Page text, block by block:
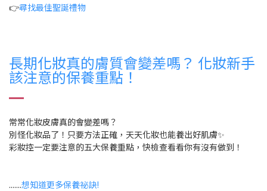
👉尋找最佳聖誕禮物
長期化妝真的膚質會變差嗎？ 化妝新手
該注意的保養重點！
常常化妝皮膚真的會變差嗎？
別怪化妝品了！只要方法正確，天天化妝也能養出好肌膚✨
彩妝控一定要注意的五大保養重點，快檢查看看你有沒有做到！
.......想知道更多保養祕訣!